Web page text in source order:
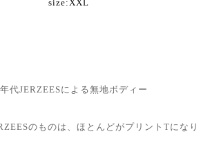
size:XXL
代JERZEESによる無地ボディー
のものは、ほとんどがプリントTになり